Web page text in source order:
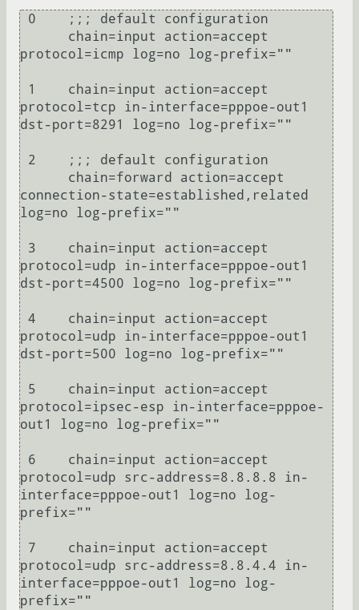
protocol=icmp log=no log-prefix=""
protocol=tcp in-interface=pppoe-out1
dst-port=8291 log=no log-prefix=""
connection-state=established,related
log=no log-prefix=""
protocol=udp in-interface=pppoe-out1
dst-port=4500 log=no log-prefix=""
protocol=udp in-interface=pppoe-out1
dst-port=500 log=no log-prefix=""
protocol=ipsec-esp in-interface=pppoe-
out1 log=no log-prefix=""
protocol=udp src-address=8.8.8.8 in-
interface=pppoe-out1 log=no log-
prefix=""
protocol=udp src-address=8.8.4.4 in-
interface=pppoe-out1 log=no log-
prefix=""